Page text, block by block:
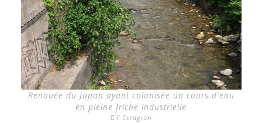
Renouée du Japon ayant colonisée un cours d'eau
en pleine friche industrielle
F Ceragioli